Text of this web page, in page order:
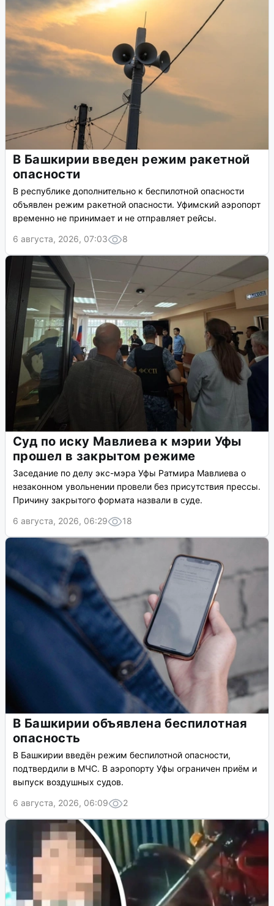
В Башкирии введен режим ракетной
опасности
В республике дополнительно к беспилотной опасности
объявлен режим ракетной опасности. Уфимский аэропорт
временно не принимает и не отправляет рейсы.
6 августа, 2026, 07:03
8
Суд по иску Мавлиева к мэрии Уфы
прошел в закрытом режиме
Заседание по делу экс-мэра Уфы Ратмира Мавлиева о
незаконном увольнении провели без присутствия прессы.
Причину закрытого формата назвали в суде.
6 августа, 2026, 06:29
18
В Башкирии объявлена беспилотная
опасность
В Башкирии введён режим беспилотной опасности,
подтвердили в МЧС. В аэропорту Уфы ограничен приём и
выпуск воздушных судов.
6 августа, 2026, 06:09
2